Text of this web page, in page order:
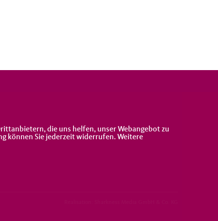
die uns helfen, unser Webangebot zu
können Sie jederzeit widerrufen. Weitere